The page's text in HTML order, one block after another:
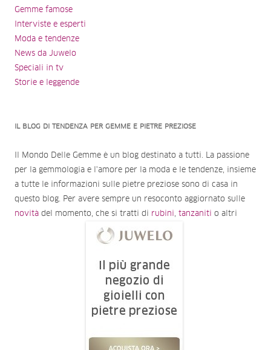
Gemme famose
Interviste e esperti
Moda e tendenze
News da Juwelo
Speciali in tv
Storie e leggende
IL BLOG DI TENDENZA PER GEMME E PIETRE PREZIOSE
Il Mondo Delle Gemme è un blog destinato a tutti. La passione
per la gemmologia e l'amore per la moda e le tendenze, insieme
a tutte le informazioni sulle pietre preziose sono di casa in
questo blog. Per avere sempre un resoconto aggiornato sulle
novità del momento, che si tratti di rubini tanzaniti o altri